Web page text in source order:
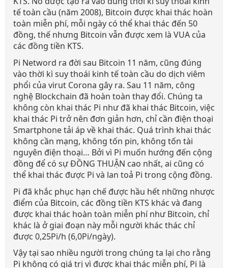
tế toàn cầu (năm 2008), Bitcoin được khai thác hoàn
toàn miễn phí, mỗi ngày có thể khai thác đến 50
đồng, thế nhưng Bitcoin vẫn được xem là VUA của
các đồng tiền KTS.
Pi Netword ra đời sau Bitcoin 11 năm, cũng đúng
vào thời kì suy thoái kinh tế toàn cầu do dịch viêm
phổi của virut Corona gây ra. Sau 11 năm, công
nghệ Blockchain đã hoàn toàn thay đổi. Chúng ta
không còn khai thác Pi như đã khai thác Bitcoin, việc
khai thác Pi trở nên đơn giản hơn, chỉ cần điện thoại
Smartphone tải áp về khai thác. Quá trình khai thác
không cần mạng, không tốn pin, không tốn tài
nguyên điện thoại… Bởi vì Pi muốn hướng đến cộng
đồng để có sự ĐỒNG THUẬN cao nhất, ai cũng có
thể khai thác được Pi và lan toả Pi trong cộng đồng.
Pi đã khắc phục hạn chế được hầu hết những nhược
điểm của Bitcoin, các đồng tiền KTS khác và đang
được khai thác hoàn toàn miễn phí như Bitcoin, chỉ
khác là ở giai đoạn này mỗi người khác thác chỉ
được 0,25Pi/h (6,0Pi/ngày).
Vậy tại sao nhiều người trong chúng ta lại cho rằng
Pi không có giá trị vì được khai thác miễn phí, Pi là